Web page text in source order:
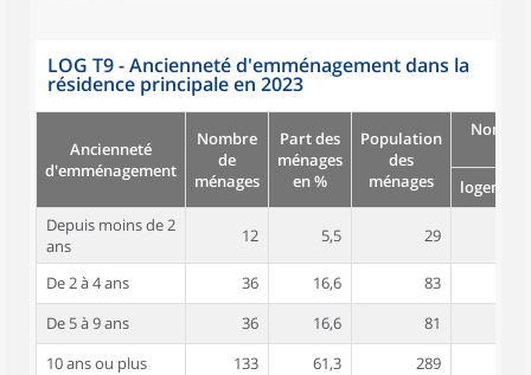
LOG T9 - Ancienneté d'emménagement dans la
résidence principale en 2023
Ancienneté
d'emménagement
Nombre
de
ménages
Part des
ménages
en %
Population
des
ménages
logement
Depuis moins de 2
ans
12 5,5 29
De 2 à 4 ans 36 16,6 83
De 5 à 9 ans
36 16,6 81
10 ans ou plus
133 61,3 289